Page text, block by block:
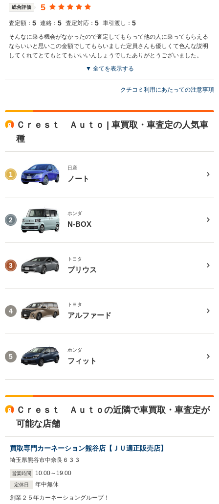
総合評価 5
査定額： 5 連絡： 5 査定対応： 5 車引渡し： 5
そんなに乗る機会がなかったので査定してもらって他の人に乗ってもらえる
ならいいと思いこの金額でしてもらいました定員さんも優しくて色んな説明
してくれてとてもとてもいいいんしょうでしたありがとうございました。
▼ 全てを表示する
クチコミ利用にあたっての注意事項
Ｃｒｅｓｔ Ａｕｔｏ | 車買取・車査定の人気車
種
1
日産
ノート
2
ホンダ
N-BOX
3
トヨタ
プリウス
4
トヨタ
アルファード
5
ホンダ
フィット
Ｃｒｅｓｔ Ａｕｔｏの近隣で車買取・車査定が
可能な店舗
買取専門カーネーション熊谷店【ＪＵ適正販売店】
埼玉県熊谷市中奈良６３３
営業時間 10:00～ 19:00
定休日
年中無休
創業２５年カーネーショングループ！